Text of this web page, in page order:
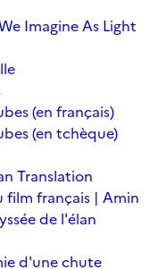
Imagine As Light
(en français)
(en tchèque)
Translation
film français | Amin
de l'élan
d'une chute